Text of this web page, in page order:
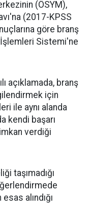
(ÖSYM),
(2017-KPSS
göre branş
İşlemleri Sistemi'ne
açıklamada, branş
için
ile aynı alanda
kendi başarı
verdiği
taşımadığı
alındığı